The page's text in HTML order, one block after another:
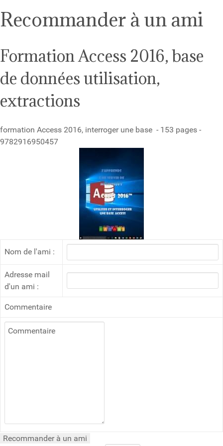
Recommander à un ami
Formation Access 2016, base
de données utilisation,
extractions
formation Access 2016, interroger une base - 153 pages -
9782916950457
Nom de l'ami :
Adresse mail
d'un ami :
Commentaire